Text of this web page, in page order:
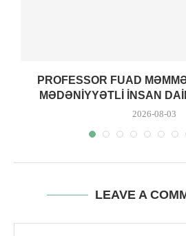
PROFESSOR FUAD
MƏDƏNIYYƏTLI INSAN
2026-08-03
LEAVE A